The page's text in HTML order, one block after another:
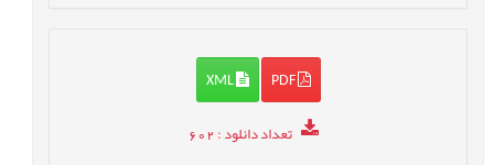
PDF
XML
تعداد دانلود: 602